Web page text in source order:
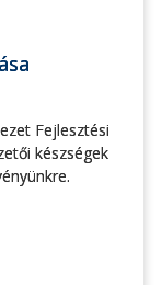
Fejlesztési
készségek